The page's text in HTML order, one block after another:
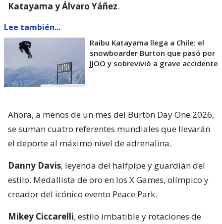
Katayama y Álvaro Yáñez.
Lee también...
Raibu Katayama llega a Chile: el
snowboarder Burton que pasó por
JJOO y sobrevivió a grave accidente
Ahora, a menos de un mes del Burton Day One 2026,
se suman cuatro referentes mundiales que llevarán
el deporte al máximo nivel de adrenalina.
Danny Davis, leyenda del halfpipe y guardián del
estilo. Medallista de oro en los X Games, olímpico y
creador del icónico evento Peace Park.
Mikey Ciccarelli, estilo imbatible y rotaciones de